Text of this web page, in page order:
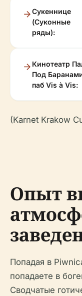
Сукеннице
(Суконные
ряды):
Кинотеатр
Под
паб Vis à Vis:
(Karnet Krakow
Опыт
Попадая в
попадаете в
Сводчатые